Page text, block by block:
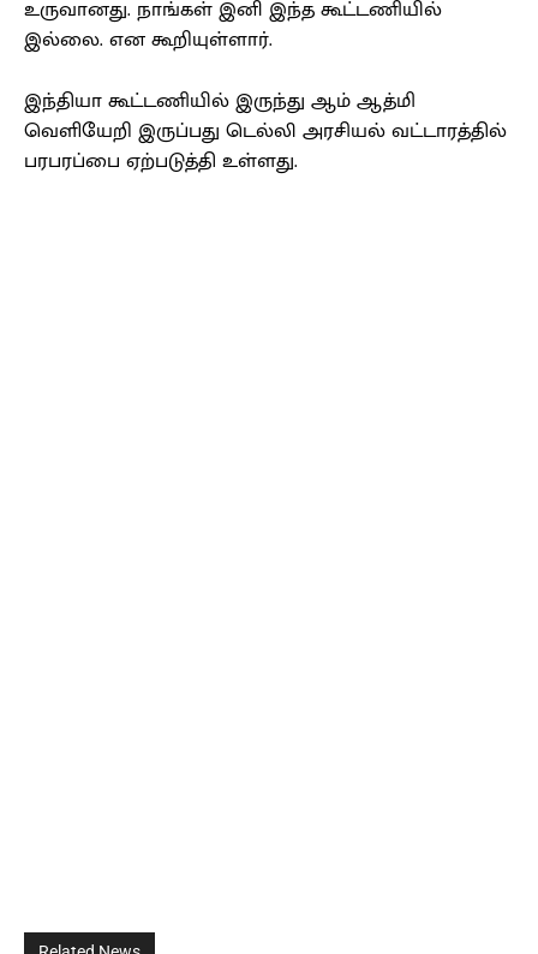
உருவானது. நாங்கள் இனி இந்த கூட்டணியில்
இல்லை. என கூறியுள்ளார்.
இந்தியா கூட்டணியில் இருந்து ஆம் ஆத்மி
வெளியேறி இருப்பது டெல்லி அரசியல் வட்டாரத்தில்
பரபரப்பை ஏற்படுத்தி உள்ளது.